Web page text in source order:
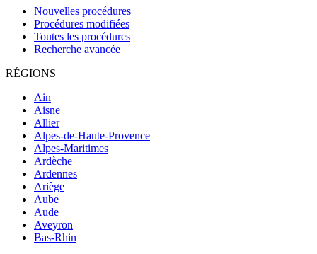
Nouvelles procédures
Procédures modifiées
Toutes les procédures
Recherche avancée
RÉGIONS
Ain
Aisne
Allier
Alpes-de-Haute-Provence
Alpes-Maritimes
Ardèche
Ardennes
Ariège
Aube
Aude
Aveyron
Bas-Rhin